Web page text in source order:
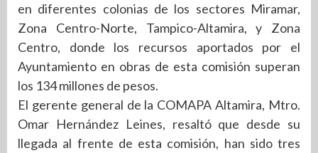
en diferentes colonias de los sectores Miramar,
Zona Centro-Norte, Tampico-Altamira, y Zona
Centro, donde los recursos aportados por el
Ayuntamiento en obras de esta comisión superan
los 134 millones de pesos.
El gerente general de la COMAPA Altamira, Mtro.
Omar Hernández Leines, resaltó que desde su
llegada al frente de esta comisión, han sido tres